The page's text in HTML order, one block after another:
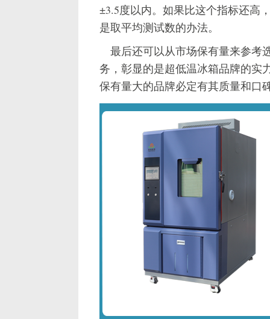
±3.5度以内。如果比这个指标还高
是取平均测试数的办法。
最后还可以从市场保有量来参考
务，彰显的是超低温冰箱品牌的实
保有量大的品牌必定有其质量和口